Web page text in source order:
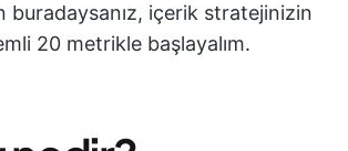
buradaysanız, içerik stratejinizin
20 metrikle başlayalım.